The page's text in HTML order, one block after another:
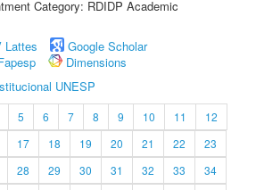
Category: RDIDP Academic
Lattes
Google Scholar
Dimensions
UNESP
5 6 7 8 9 10 11
12
17 18 19 20 21 22
23
28 29 30 31 32 33
34